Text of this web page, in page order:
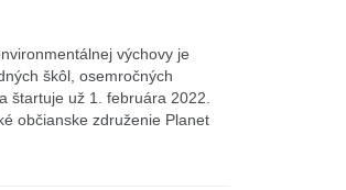
výchovy je
škôl, osemročných
štartuje už 1. februára 2022.
občianske združenie Planet